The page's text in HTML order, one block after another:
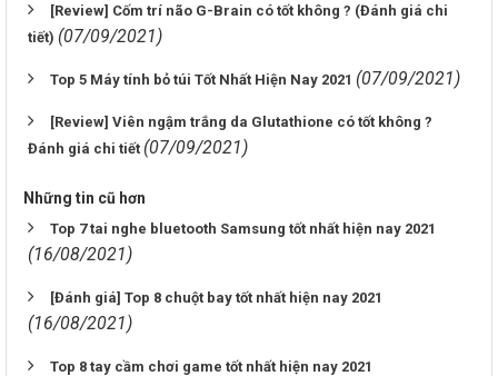
[Review] Cốm trí não G-Brain có tốt không ? (Đánh giá chi
tiết) (07/09/2021)
Top 5 Máy tính bỏ túi Tốt Nhất Hiện Nay 2021 (07/09/2021)
[Review] Viên ngậm trắng da Glutathione có tốt không ?
Đánh giá chi tiết (07/09/2021)
Những tin cũ hơn
Top 7 tai nghe bluetooth Samsung tốt nhất hiện nay 2021
(16/08/2021)
[Đánh giá] Top 8 chuột bay tốt nhất hiện nay 2021
(16/08/2021)
Top 8 tay cầm chơi game tốt nhất hiện nay 2021